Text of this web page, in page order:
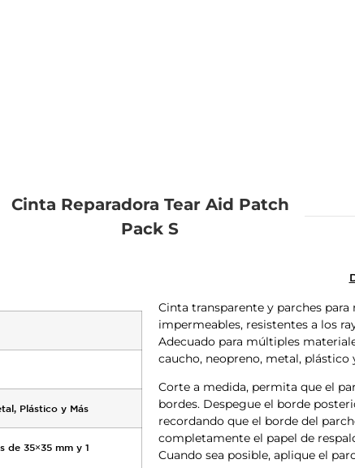
Cinta Reparadora Tear Aid Patch
Pack S
Plástico y Más
de 35×35 mm y 1
Cinta transparente y parches
impermeables, resistentes a los
Adecuado para múltiples
caucho, neopreno, metal,
Corte a medida, permita que el
bordes. Despegue el borde
recordando que el borde del
completamente el papel de
Cuando sea posible, aplique el